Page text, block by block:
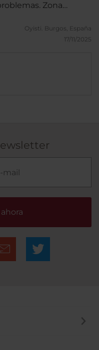
Zona
al lado
Oyisti. Burgos, España
17/11/2025